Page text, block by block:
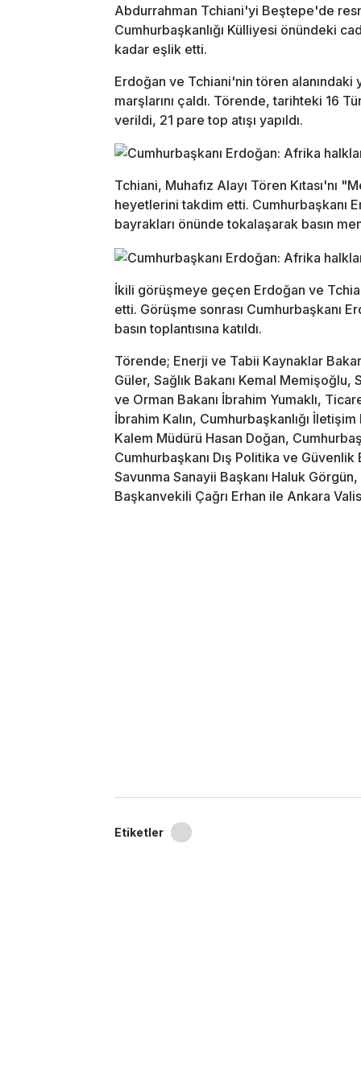
Abdurrahman Tchiani'yi Beştepe'de
Cumhurbaşkanlığı Külliyesi önündeki
kadar eşlik etti.
Erdoğan ve Tchiani'nin tören alanındaki
marşlarını çaldı. Törende, tarihteki 16
verildi, 21 pare top atışı yapıldı.
Tchiani, Muhafız Alayı Tören Kıtası'nı
heyetlerini takdim etti. Cumhurbaşkanı
bayrakları önünde tokalaşarak basın
İkili görüşmeye geçen Erdoğan ve
etti. Görüşme sonrası Cumhurbaşkanı
basın toplantısına katıldı.
Törende; Enerji ve Tabii Kaynaklar
Güler, Sağlık Bakanı Kemal Memişoğlu,
ve Orman Bakanı İbrahim Yumaklı,
İbrahim Kalın, Cumhurbaşkanlığı
Kalem Müdürü Hasan Doğan,
Cumhurbaşkanı Dış Politika ve Güvenlik
Savunma Sanayii Başkanı Haluk
Başkanvekili Çağrı Erhan ile Ankara
Etiketler